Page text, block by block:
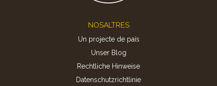
NOSALTRES
Un projecte de país
Unser Blog
Rechtliche Hinweise
Datenschutzrichtlinie